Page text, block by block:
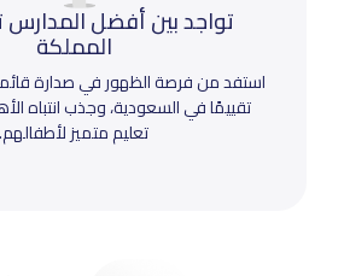
تواجد بين أفضل المدارس
المملكة
استفد من فرصة الظهور في صدارة
تقييمًا في السعودية، وجذب انتباه
تعليم متميز لأطفالهم.